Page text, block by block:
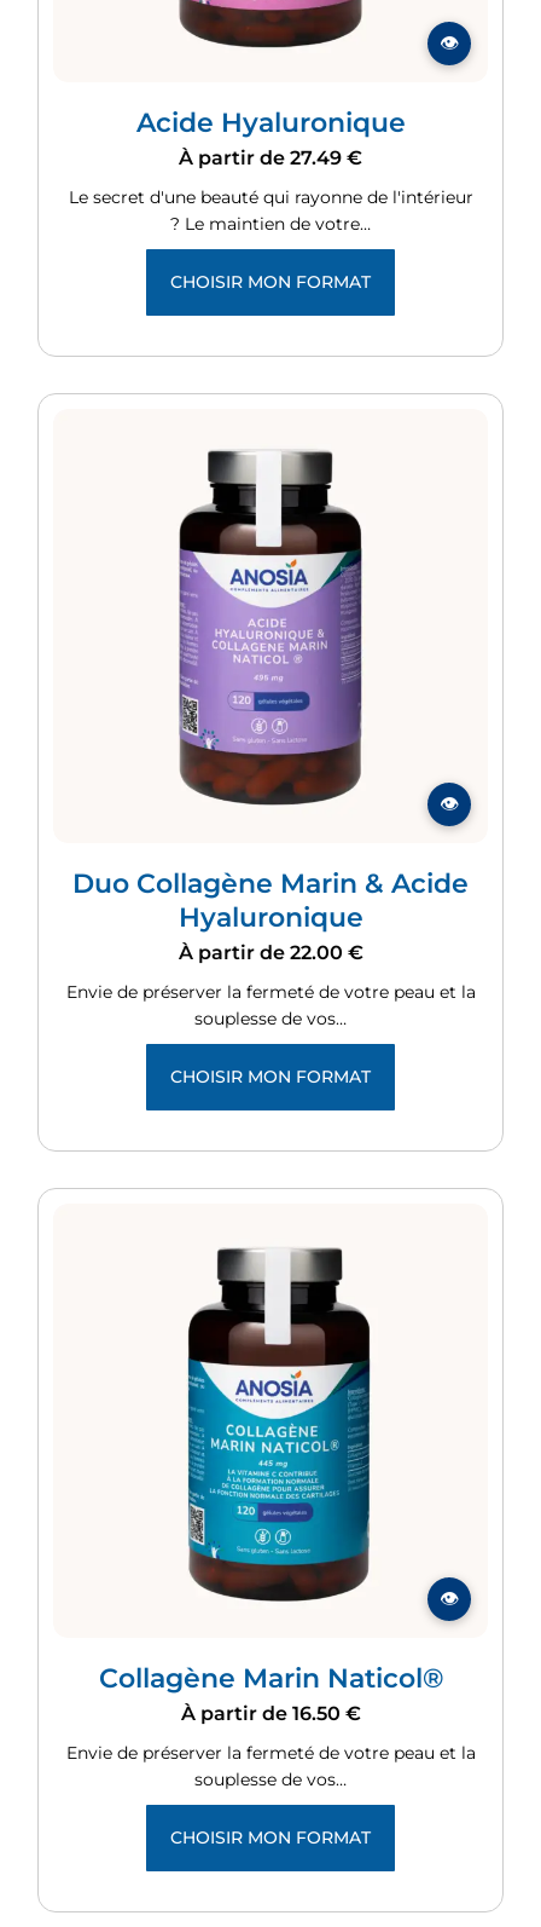
Acide Hyaluronique
À partir de 27.49 €
Le secret d'une beauté qui rayonne de l'intérieur
? Le maintien de votre…
Duo Collagène Marin & Acide
Hyaluronique
À partir de 22.00 €
Envie de préserver la fermeté de votre peau et la
souplesse de vos…
Collagène Marin Naticol®
À partir de 16.50 €
Envie de préserver la fermeté de votre peau et la
souplesse de vos…